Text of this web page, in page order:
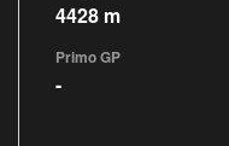
4428 m
Primo GP
-